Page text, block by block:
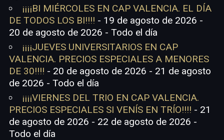
¡¡¡¡BI MIÉRCOLES EN CAP VALENCIA. EL DÍA
DE TODOS LOS BI!!!! - 19 de agosto de 2026 -
20 de agosto de 2026 - Todo el día
¡¡¡¡JUEVES UNIVERSITARIOS EN CAP
VALENCIA. PRECIOS ESPECIALES A MENORES
DE 30!!!! - 20 de agosto de 2026 - 21 de agosto
de 2026 - Todo el día
¡¡¡¡VIERNES DEL TRIO EN CAP VALENCIA.
PRECIOS ESPECIALES SI VENÍS EN TRÍO!!!! - 21
de agosto de 2026 - 22 de agosto de 2026 -
Todo el día